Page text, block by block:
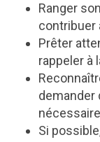
Ranger
contribuer
Prêter
rappeler à
demander
Si